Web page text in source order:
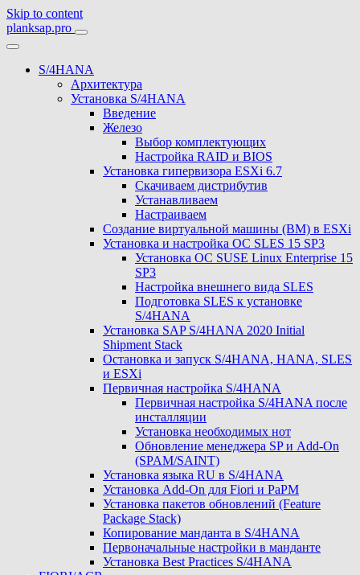
Skip to content
planksap.pro
S/4HANA
Архитектура
Установка S/4HANA
Введение
Железо
Выбор комплектующих
Настройка RAID и BIOS
Установка гипервизора ESXi 6.7
Скачиваем дистрибутив
Устанавливаем
Настраиваем
Создание виртуальной машины (ВМ) в ESXi
Установка и настройка ОС SLES 15 SP3
Установка ОС SUSE Linux Enterprise 15
SP3
Настройка внешнего вида SLES
Подготовка SLES к установке
S/4HANA
Установка SAP S/4HANA 2020 Initial
Shipment Stack
Остановка и запуск S/4HANA, HANA, SLES
и ESXi
Первичная настройка S/4HANA
Первичная настройка S/4HANA после
инсталляции
Установка необходимых нот
Обновление менеджера SP и Add-On
(SPAM/SAINT)
Установка языка RU в S/4HANA
Установка Add-On для Fiori и PaPM
Установка пакетов обновлений (Feature
Package Stack)
Копирование манданта в S/4HANA
Первоначальные настройки в манданте
Установка Best Practices S/4HANA